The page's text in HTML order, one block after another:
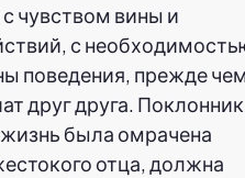
чувством вины и
с
поведения, прежде
друг друга.
была омрачена
отца, должна